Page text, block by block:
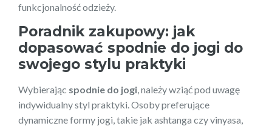
funkcjonalność odzieży.
Poradnik zakupowy: jak
dopasować spodnie do jogi do
swojego stylu praktyki
Wybierając spodnie do jogi , należy wziąć pod uwagę
indywidualny styl praktyki. Osoby preferujące
dynamiczne formy jogi, takie jak ashtanga czy vinyasa,